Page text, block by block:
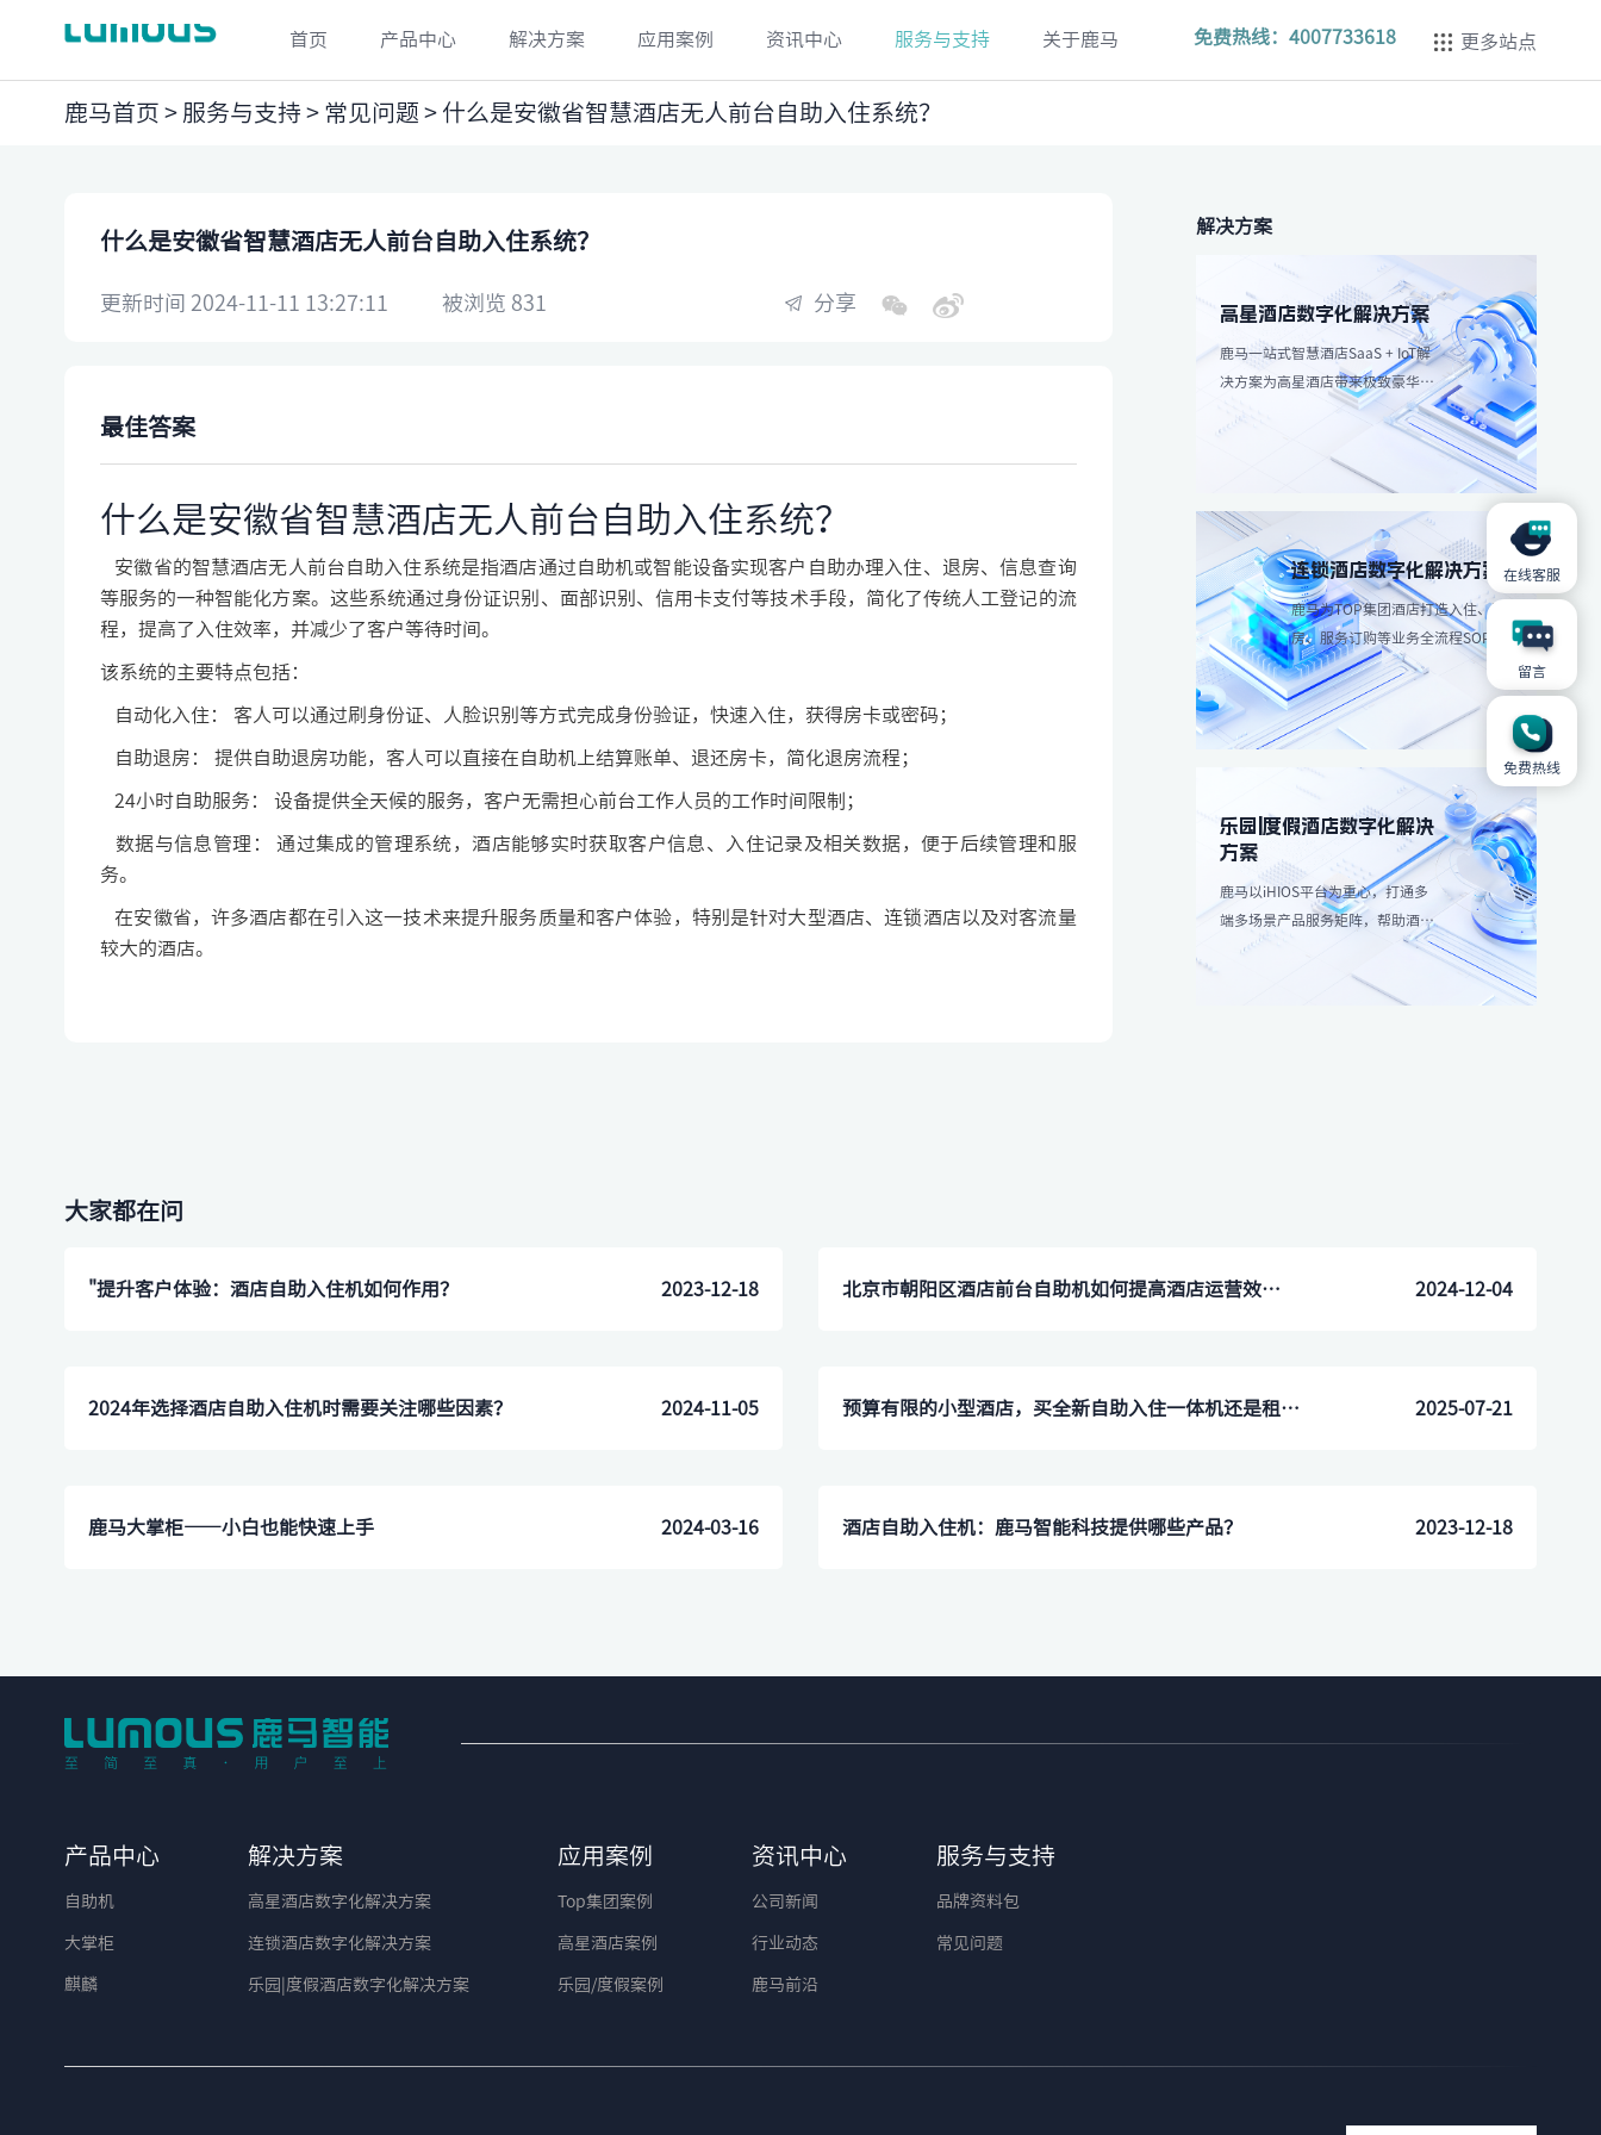
首页 产品中心 解决方案 应用案例 资讯中心 服务与支持 关于鹿马 免费热线：4007733618 更多站点
鹿马首页 > 服务与支持 > 常见问题 > 什么是安徽省智慧酒店无人前台自助入住系统？
什么是安徽省智慧酒店无人前台自助入住系统？
更新时间 2024-11-11 13:27:11 被浏览 831 分享
最佳答案
什么是安徽省智慧酒店无人前台自助入住系统？
安徽省的智慧酒店无人前台自助入住系统是指酒店通过自助机或智能设备实现客户自助办理入住、退房、信息查询
等服务的一种智能化方案。这些系统通过身份证识别、面部识别、信用卡支付等技术手段，简化了传统人工登记的流
程，提高了入住效率，并减少了客户等待时间。
该系统的主要特点包括：
自动化入住： 客人可以通过刷身份证、人脸识别等方式完成身份验证，快速入住，获得房卡或密码；
自助退房： 提供自助退房功能，客人可以直接在自助机上结算账单、退还房卡，简化退房流程；
24小时自助服务： 设备提供全天候的服务，客户无需担心前台工作人员的工作时间限制；
数据与信息管理： 通过集成的管理系统，酒店能够实时获取客户信息、入住记录及相关数据，便于后续管理和服
务。
在安徽省，许多酒店都在引入这一技术来提升服务质量和客户体验，特别是针对大型酒店、连锁酒店以及对客流量
较大的酒店。
解决方案
高星酒店数字化解决方案
鹿马一站式智慧酒店SaaS + IoT解
决方案为高星酒店带来极致豪华体
验，强调个性化服务和高效服务流
连锁酒店数字化解决方案
鹿马为TOP集团酒店打造入住、退
房、服务订购等业务全流程SOP解
决方案，简化操作流程、减少人工
成本。
乐园|度假酒店数字化解决
方案
鹿马以iHIOS平台为重心，打通多
端多场景产品服务矩阵，帮助酒店
减轻高峰团客分流，带来更愉悦服
大家都在问
"提升客户体验：酒店自助入住机如何作用？ 2023-12-18 北京市朝阳区酒店前台自助机如何提高酒店运营效率？ 2024-12-04
2024年选择酒店自助入住机时需要关注哪些因素？ 2024-11-05 预算有限的小型酒店，买全新自助入住一体机还是租设备更划算？ 2025-07-21
鹿马大掌柜——小白也能快速上手 2024-03-16 酒店自助入住机：鹿马智能科技提供哪些产品？ 2023-12-18
产品中心
自助机
大掌柜
麒麟
解决方案
高星酒店数字化解决方案
连锁酒店数字化解决方案
乐园|度假酒店数字化解决方案
应用案例
Top集团案例
高星酒店案例
乐园/度假案例
资讯中心
公司新闻
行业动态
鹿马前沿
服务与支持
品牌资料包
常见问题
在线客服
留言
免费热线